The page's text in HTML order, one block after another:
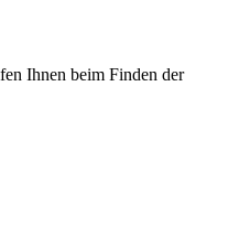
Ihnen beim Finden der